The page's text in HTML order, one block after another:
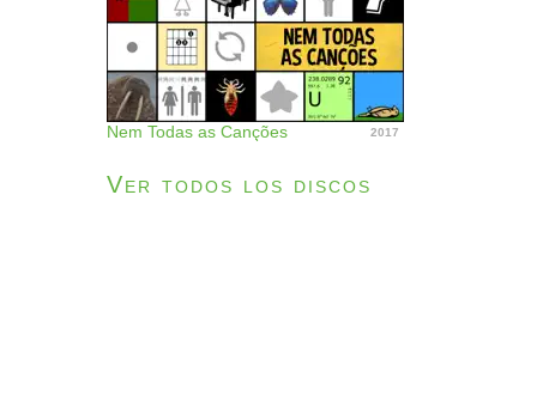
Nem Todas as Canções 2017
Ver todos los discos